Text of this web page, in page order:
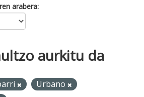
arabera
aurkitu da
Urbano